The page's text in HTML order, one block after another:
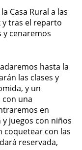
Casa Rural a las
y tras el reparto
y cenaremos
hasta la
las clases y
y un
una
en
juegos con niños
coquetear con las
reservada,